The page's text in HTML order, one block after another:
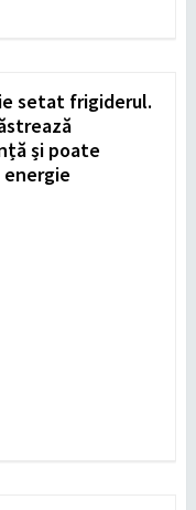
setat frigiderul.
și poate
energie